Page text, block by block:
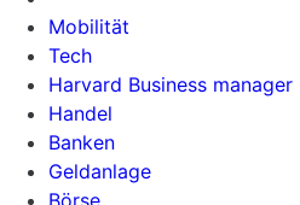
Mobilität
Tech
Harvard Business manager
Handel
Banken
Geldanlage
Börse